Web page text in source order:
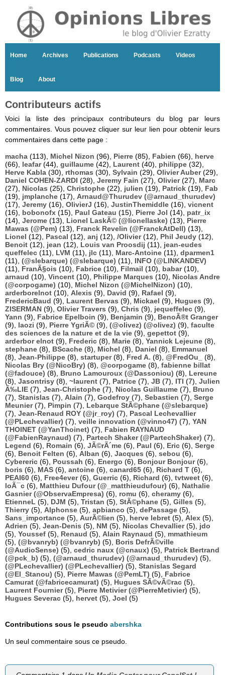
Home Archives Publications Podcasts Videos
Blog About
Contributeurs actifs
Voici la liste des principaux contributeurs du blog par leurs
commentaires. Vous pouvez cliquer sur leur lien pour obtenir leurs
commentaires dans cette page :
macha (113), Michel Nizon (96), Pierre (85), Fabien (66), herve
(66), leafar(44), guillaume (42), Laurent (40), philippe (32),
Herve Kabla (30), rthomas (30), Sylvain (29), Olivier Auber(29),
Daniel COHEN-ZARDI (28), Jeremy Fain (27), Olivier(27), Marc
(27), Nicolas (25), Christophe (22), julien (19), Patrick (19), Fab
(19), jmplanche (17), Arnaud@Thurudev (@arnaud_thurudev)
(17), Jeremy (16), OlivierJ (16), JustinThemiddle (16), vicnent
(16), bobonofx (15), Paul Gateau (15), Pierre Jol (14), patr_ix
(14), Jerome (13), Lionel LaskÃ© (@lionellaske) (13), Pierre
Mawas (@Pem) (13), Franck Revelin (@FranckAtDell) (13),
Lionel (12), Pascal (12), anj (12), /Olivier(12), Phil Jeudy (12),
Benoit (12), jean (12), Louis van Proosdij (11), jean-eudes
queffelec (11), LVM (11), jlc (11), Marc-Antoine (11), dparmen1
(11), (@slebarque) (@slebarque) (11), INFO (@LINKANDEV)
(11), FranÃ§ois (10), Fabrice (10), Filmail (10), babar(10),
arnaud (10), Vincent (10), Philippe Marques (10), Nicolas Andre
(@corpogame) (10), Michel Nizon (@MichelNizon) (10),
arderborelnot (10), Alexis (9), David (9), Rafael (9),
FredericBaud (9), Laurent Bervas (9), Mickael (9), Hugues (9),
ZISERMAN (9), Olivier Travers (9), Chris (9), jequeffelec (9),
Yann (9), Fabrice Epelboin (9), Benjamin (9), BenoÃ®t Granger
(9), laozi (9), Pierre YgriÃ© (9), (@olivez) (@olivez) (9), faculte
des sciences de la nature et de la vie (9), gepettot (9),
arderbor elnot (9), Frederic (8), Marie (8), Yannick Lejeune (8),
stephane (8), BScache (8), Michel (8), Daniel (8), Emmanuel
(8), Jean-Philippe (8), startuper(8), Fred A. (8), @FredOu_
(8),
Nicolas Bry (@NicoBry) (8), @corpogame (8), fabienne billat
(@fadouce) (8), Bruno Lamouroux (@Dassoniou) (8), Lereune
(8), Jasontrisy (8), ~laurent (7), Patrice (7), JB (7), ITI (7), Julien
Ã‰LIE (7), Jean-Christophe (7), Nicolas Guillaume (7), Bruno
(7), Stanislas (7), Alain (7), Godefroy (7), Sebastien (7), Serge
Meunier(7), Pimpin (7), Lebarque StÃ©phane (@slebarque)
(7), Jean-Renaud ROY (@jr_roy) (7), Pascal Lechevallier
(@PLechevallier) (7), veille innovation (@vinno47) (7), YAN
THOINET (@YanThoinet) (7), Fabien RAYNAUD
(@FabienRaynaud) (7), Partech Shaker (@PartechShaker) (7),
Legend (6), Romain (6), JÃ©rÃ´me (6), Paul (6), Eric (6), Serge
(6), Benoit Felten (6), Alban (6), Jacques (6), sebou (6),
Cybereric (6), Poussah (6), Energo (6), Bonjour Bonjour(6),
boris (6), MAS (6), antoine (6), canard65 (6), Richard T (6),
PEAI60 (6), Free4ever(6), Guerric (6), Richard (6), tvtweet (6),
loÃ¯c (6), Matthieu Dufour (@_matthieudufour) (6), Nathalie
Gasnier (@ObservaEmpresa) (6), romu (6), cheramy (6),
EtienneL (5), DJM (5), Tristan (5), StÃ©phane (5), Gilles (5),
Thierry (5), Alphonse (5), apbianco (5), dePassage (5),
Sans_importance (5), AurÃ©lien (5), herve lebret (5), Alex (5),
Adrien (5), Jean-Denis (5), NM (5), Nicolas Chevallier(5), jdo
(5), Youssef (5), Renaud (5), Alain Raynaud (5), mmathieum
(5), (@bvanryb) (@bvanryb) (5), Boris DefrÃ©ville
(@AudioSense) (5), cedric naux (@cnaux) (5), Patrick Bertrand
(@pck_b) (5), (@arnaud_thurudev) (@arnaud_thurudev) (5),
(@PLechevallier) (@PLechevallier) (5), Stanislas Segard
(@El_Stanou) (5), Pierre Mawas (@PemLT) (5), Fabrice
Camurat (@fabricecamurat) (5), Hugues SÃ©vÃ©rac (5),
Laurent Fournier(5), Pierre Metivier (@PierreMetivier) (5),
Hugues Severac (5), hervet (5), Joel (5)
Contributions sous le pseudo abershka
Un seul commentaire sous ce pseudo.